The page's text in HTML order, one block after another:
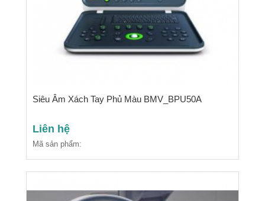
Siêu Âm Xách Tay Phủ Màu BMV_BPU50A
Liên hệ
Mã sản phẩm: